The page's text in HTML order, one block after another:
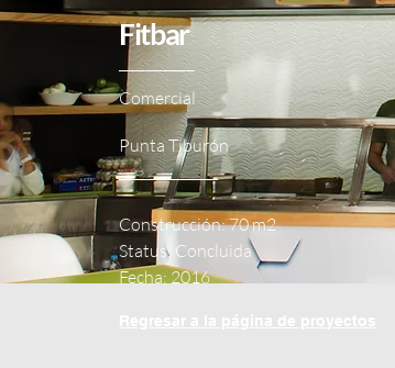
Fitbar
___________
Comercial
Punta Tiburón
_______________
Construcción: 70 m2
Status: Concluida
Fecha: 2016